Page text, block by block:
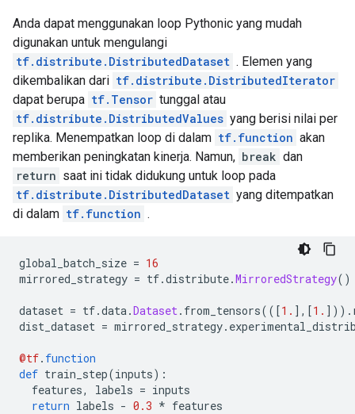
Anda dapat menggunakan loop Pythonic yang mudah
digunakan untuk mengulangi
tf.distribute.DistributedDataset . Elemen yang
dikembalikan dari tf.distribute.DistributedIterator
dapat berupa tf.Tensor tunggal atau
tf.distribute.DistributedValues yang berisi nilai per
replika. Menempatkan loop di dalam tf.function akan
memberikan peningkatan kinerja. Namun, break dan
return saat ini tidak didukung untuk loop pada
tf.distribute.DistributedDataset yang ditempatkan
di dalam tf.function .
global_batch_size = 16
mirrored_strategy = tf.distribute.MirroredStrategy()
dataset = tf.data.Dataset. from_tensors(([1. ],[1. ])).
dist_dataset = mirrored_strategy.
@tf. function
def train_step(inputs):
features, labels = inputs
return labels - 0.3 * features